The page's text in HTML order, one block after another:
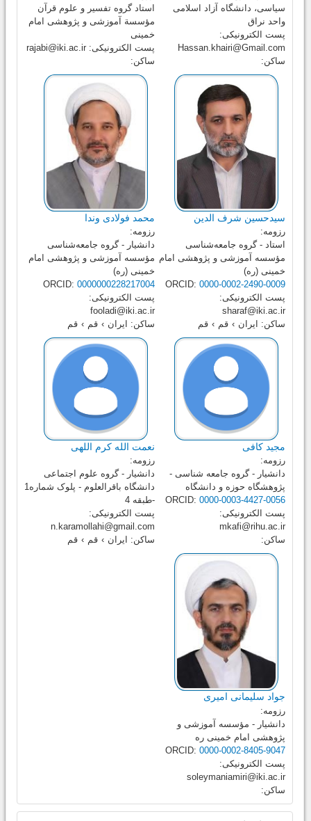
سیاسی، دانشگاه آزاد اسلامی
واحد نراق
پست الکترونیکی:
Hassan.khairi@Gmail.com
ساکن:
استاد گروه تفسیر و علوم قرآن
مؤسسة آموزشی و پژوهشی امام
خمینی
پست الکترونیکی:rajabi@iki.ac.ir
ساکن:
سیدحسین شرف الدین
رزومه:
استاد - گروه جامعه‌شناسی
مؤسسه آموزشی و پژوهشی امام
خمینی (ره)
ORCID: 0000-0002-2490-0009
پست الکترونیکی:
sharaf@iki.ac.ir
ساکن:
ایران › قم › قم
محمد فولادی وندا
رزومه:
دانشیار - گروه جامعه‌شناسی
مؤسسه آموزشی و پژوهشی امام
خمینی (ره)
ORCID: 0000000228217004
پست الکترونیکی:
fooladi@iki.ac.ir
ساکن:
ایران › قم › قم
مجید کافی
رزومه:
دانشیار - گروه جامعه شناسی -
پژوهشگاه حوزه و دانشگاه
ORCID: 0000-0003-4427-0056
پست الکترونیکی:
mkafi@rihu.ac.ir
ساکن:
نعمت الله کرم اللهی
رزومه:
دانشیار - گروه علوم اجتماعی
دانشگاه باقرالعلوم - پلوک شماره1
-طبقه 4
پست الکترونیکی:
n.karamollahi@gmail.com
ساکن:
ایران › قم › قم
جواد سلیمانی امیری
رزومه:
دانشیار - مؤسسه آموزشی و
پژوهشی امام خمینی ره
ORCID: 0000-0002-8405-9047
پست الکترونیکی:
soleymaniamiri@iki.ac.ir
ساکن: